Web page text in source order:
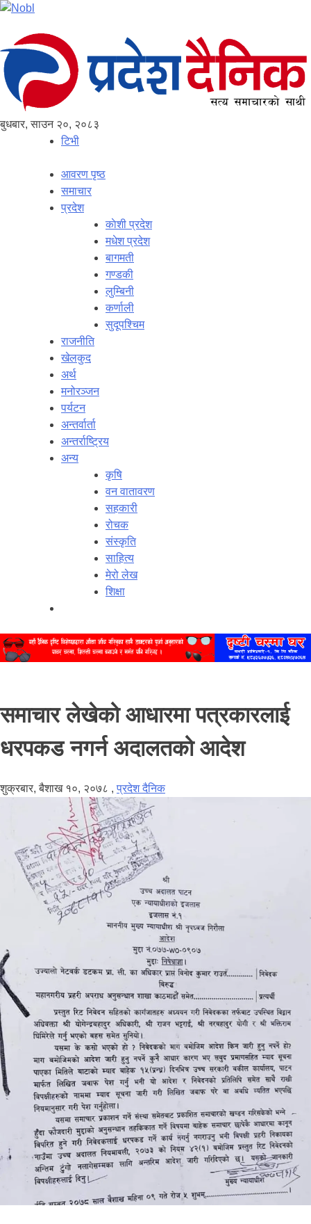
बुधबार, साउन २०, २०८३
टिभी
आवरण पृष्‍ठ
समाचार
प्रदेश
काेशी प्रदेश
मधेश प्रदेश
बागमती
गण्डकी
लुम्बिनी
कर्णाली
सुदूपश्‍चिम
राजनीति
खेलकुद
अर्थ
मनोरञ्‍जन
पर्यटन
अन्तर्वार्ता
अन्तर्राष्‍ट्रिय
अन्य
कृषि
वन वातावरण
सहकारी
रोचक
संस्कृति
साहित्य
मेरो लेख
शिक्षा
समाचार लेखेको आधारमा पत्रकारलाई
धरपकड नगर्न अदालतको आदेश
शुक्रबार, बैशाख १०, २०७८ ,प्रदेश दैनिक